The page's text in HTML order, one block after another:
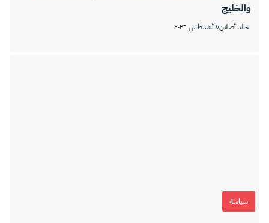
والخليج
خالد أصلان٧ أغسطس ٢٠٢٦
سياسة